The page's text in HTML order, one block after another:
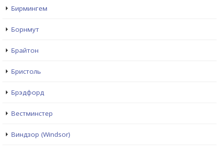
Бирмингем
Борнмут
Брайтон
Бристоль
Брэдфорд
Вестминстер
Виндзор (Windsor)